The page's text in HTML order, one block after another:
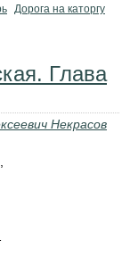
Дорога на каторгу
Глава
Некрасов